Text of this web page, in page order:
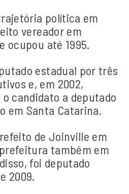
política em
vereador em
ocupou até 1995.
estadual por três
e, em 2002,
candidato a deputado
em Santa Catarina.
de Joinville em
também em
foi deputado
2009.